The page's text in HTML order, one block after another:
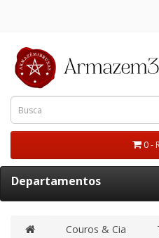
0 -
Departamentos
Couros & Cia